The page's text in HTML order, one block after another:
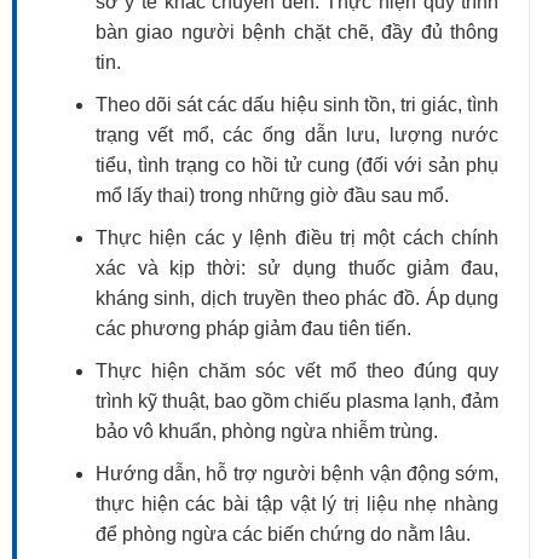
bàn giao người bệnh chặt chẽ, đầy đủ thông
tin.
Theo dõi sát các dấu hiệu sinh tồn, tri giác, tình
trạng vết mổ, các ống dẫn lưu, lượng nước
tiểu, tình trạng co hồi tử cung (đối với sản phụ
mổ lấy thai) trong những giờ đầu sau mổ.
Thực hiện các y lệnh điều trị một cách chính
xác và kịp thời: sử dụng thuốc giảm đau,
kháng sinh, dịch truyền theo phác đồ. Áp dụng
các phương pháp giảm đau tiên tiến.
Thực hiện chăm sóc vết mổ theo đúng quy
trình kỹ thuật, bao gồm chiếu plasma lạnh, đảm
bảo vô khuẩn, phòng ngừa nhiễm trùng.
Hướng dẫn, hỗ trợ người bệnh vận động sớm,
thực hiện các bài tập vật lý trị liệu nhẹ nhàng
để phòng ngừa các biến chứng do nằm lâu.